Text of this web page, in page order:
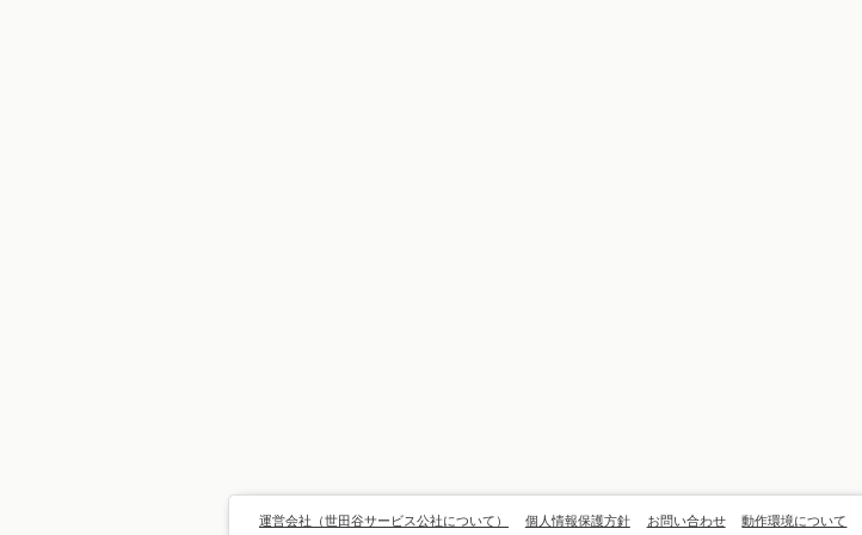
運営会社（世田谷サービス公社について） 個人情報保護方針 お問い合わせ 動作環境について